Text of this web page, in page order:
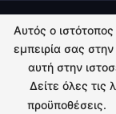
© 2026
Αυτός ο
εμπειρία σας
αυτή στην
Δείτε όλες τις
προϋποθέσεις.